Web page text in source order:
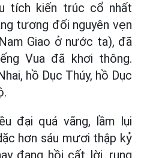
tích kiến trúc cổ nhất
tương đối nguyên vẹn
Giao ở nước ta), đã
Vua đã khơi thông.
hồ Dục Thúy, hồ Dục
đại quá vãng, lầm lụi
hơn sáu mươi thập kỷ